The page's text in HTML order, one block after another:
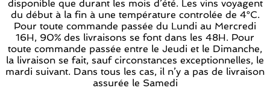
disponible que durant les mois d’été. Les vins voyagent
du début à la fin à une température controlée de 4°C.
Pour toute commande passée du Lundi au Mercredi
16H, 90% des livraisons se font dans les 48H. Pour
toute commande passée entre le Jeudi et le Dimanche,
la livraison se fait, sauf circonstances exceptionnelles, le
mardi suivant. Dans tous les cas, il n’y a pas de livraison
assurée le Samedi